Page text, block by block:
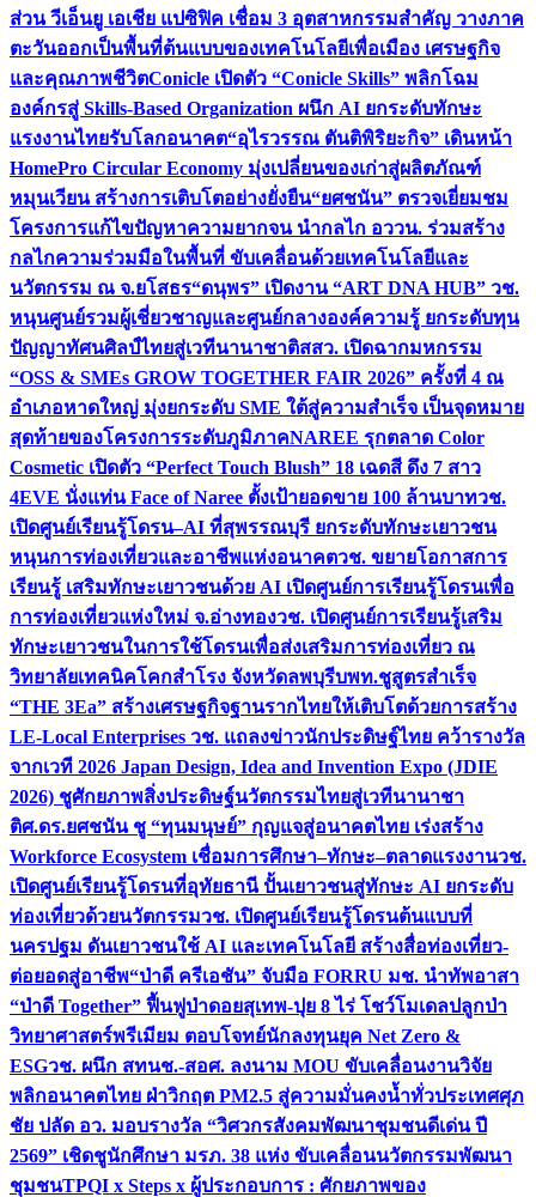
ส่วน วีเอ็นยู เอเชีย แปซิฟิค เชื่อม 3 อุตสาหกรรมสำคัญ วางภาค
ตะวันออกเป็นพื้นที่ต้นแบบของเทคโนโลยีเพื่อเมือง เศรษฐกิจ
และคุณภาพชีวิตConicle เปิดตัว “Conicle Skills” พลิกโฉม
องค์กรสู่ Skills-Based Organization ผนึก AI ยกระดับทักษะ
แรงงานไทยรับโลกอนาคต“อุไรวรรณ ตันติพิริยะกิจ” เดินหน้า
HomePro Circular Economy มุ่งเปลี่ยนของเก่าสู่ผลิตภัณฑ์
หมุนเวียน สร้างการเติบโตอย่างยั่งยืน“ยศชนัน” ตรวจเยี่ยมชม
โครงการแก้ไขปัญหาความยากจน นำกลไก อววน. ร่วมสร้าง
กลไกความร่วมมือในพื้นที่ ขับเคลื่อนด้วยเทคโนโลยีและ
นวัตกรรม ณ จ.ยโสธร“ดนุพร” เปิดงาน “ART DNA HUB” วช.
หนุนศูนย์รวมผู้เชี่ยวชาญและศูนย์กลางองค์ความรู้ ยกระดับทุน
ปัญญาทัศนศิลป์ไทยสู่เวทีนานาชาติสสว. เปิดฉากมหกรรม
“OSS & SMEs GROW TOGETHER FAIR 2026” ครั้งที่ 4 ณ
อำเภอหาดใหญ่ มุ่งยกระดับ SME ใต้สู่ความสำเร็จ เป็นจุดหมาย
สุดท้ายของโครงการระดับภูมิภาคNAREE รุกตลาด Color
Cosmetic เปิดตัว “Perfect Touch Blush” 18 เฉดสี ดึง 7 สาว
4EVE นั่งแท่น Face of Naree ตั้งเป้ายอดขาย 100 ล้านบาทวช.
เปิดศูนย์เรียนรู้โดรน–AI ที่สุพรรณบุรี ยกระดับทักษะเยาวชน
หนุนการท่องเที่ยวและอาชีพแห่งอนาคตวช. ขยายโอกาสการ
เรียนรู้ เสริมทักษะเยาวชนด้วย AI เปิดศูนย์การเรียนรู้โดรนเพื่อ
การท่องเที่ยวแห่งใหม่ จ.อ่างทองวช. เปิดศูนย์การเรียนรู้เสริม
ทักษะเยาวชนในการใช้โดรนเพื่อส่งเสริมการท่องเที่ยว ณ
วิทยาลัยเทคนิคโคกสำโรง จังหวัดลพบุรีบพท.ชูสูตรสำเร็จ
“THE 3Ea” สร้างเศรษฐกิจฐานรากไทยให้เติบโตด้วยการสร้าง
LE-Local Enterprises วช. แถลงข่าวนักประดิษฐ์ไทย คว้ารางวัล
จากเวที 2026 Japan Design, Idea and Invention Expo (JDIE
2026) ชูศักยภาพสิ่งประดิษฐ์นวัตกรรมไทยสู่เวทีนานาชา
ติศ.ดร.ยศชนัน ชู “ทุนมนุษย์” กุญแจสู่อนาคตไทย เร่งสร้าง
Workforce Ecosystem เชื่อมการศึกษา–ทักษะ–ตลาดแรงงานวช.
เปิดศูนย์เรียนรู้โดรนที่อุทัยธานี ปั้นเยาวชนสู่ทักษะ AI ยกระดับ
ท่องเที่ยวด้วยนวัตกรรมวช. เปิดศูนย์เรียนรู้โดรนต้นแบบที่
นครปฐม ดันเยาวชนใช้ AI และเทคโนโลยี สร้างสื่อท่องเที่ยว-
ต่อยอดสู่อาชีพ“ป่าดี ครีเอชัน” จับมือ FORRU มช. นำทัพอาสา
“ป่าดี Together” ฟื้นฟูป่าดอยสุเทพ-ปุย 8 ไร่ โชว์โมเดลปลูกป่า
วิทยาศาสตร์พรีเมียม ตอบโจทย์นักลงทุนยุค Net Zero &
ESGวช. ผนึก สทนช.-สอศ. ลงนาม MOU ขับเคลื่อนงานวิจัย
พลิกอนาคตไทย ฝ่าวิกฤต PM2.5 สู่ความมั่นคงน้ำทั่วประเทศศุภ
ชัย ปลัด อว. มอบรางวัล “วิศวกรสังคมพัฒนาชุมชนดีเด่น ปี
2569” เชิดชูนักศึกษา มรภ. 38 แห่ง ขับเคลื่อนนวัตกรรมพัฒนา
ชุมชนTPQI x Steps x ผู้ประกอบการ : ศักยภาพของ